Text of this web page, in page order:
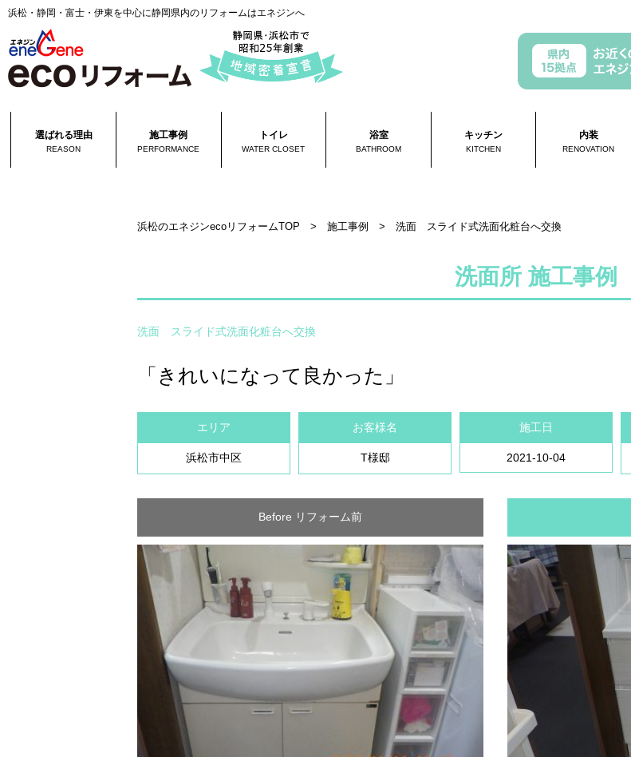
浜松・静岡・富士・伊東を中心に静岡県内のリフォームはエネジンへ
選ばれる理由
REASON
施工事例
PERFORMANCE
トイレ
WATER CLOSET
浴室
BATHROOM
キッチン
KITCHEN
内装
RENOVATION
浜松のエネジンecoリフォームTOP > 施工事例 > 洗面 スライド式洗面化粧台へ交換
洗面所 施工事例
洗面 スライド式洗面化粧台へ交換
「きれいになって良かった」
エリア
浜松市中区
お客様名
T様邸
施工日
2021-10-04
Before リフォーム前